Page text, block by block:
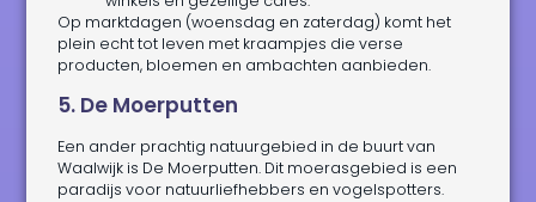
Op marktdagen (woensdag en zaterdag) komt het
plein echt tot leven met kraampjes die verse
producten, bloemen en ambachten aanbieden.
5. De Moerputten
Een ander prachtig natuurgebied in de buurt van
Waalwijk is De Moerputten. Dit moerasgebied is een
paradijs voor natuurliefhebbers en vogelspotters.